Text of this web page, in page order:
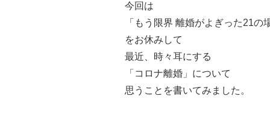
今回は
「もう限界 離婚がよぎった21の
をお休みして
最近、時々耳にする
「コロナ離婚」について
思うことを書いてみました。